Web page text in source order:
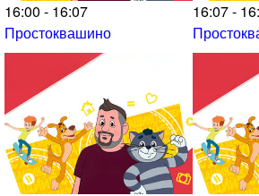
16:00 - 16:07
Простоквашино
16:07 -